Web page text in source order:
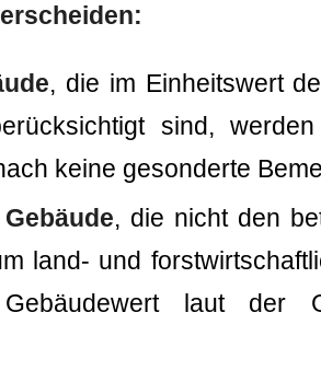
, die im Einheitswert
sind,
keine gesonderte
, die nicht den
land- und
laut der